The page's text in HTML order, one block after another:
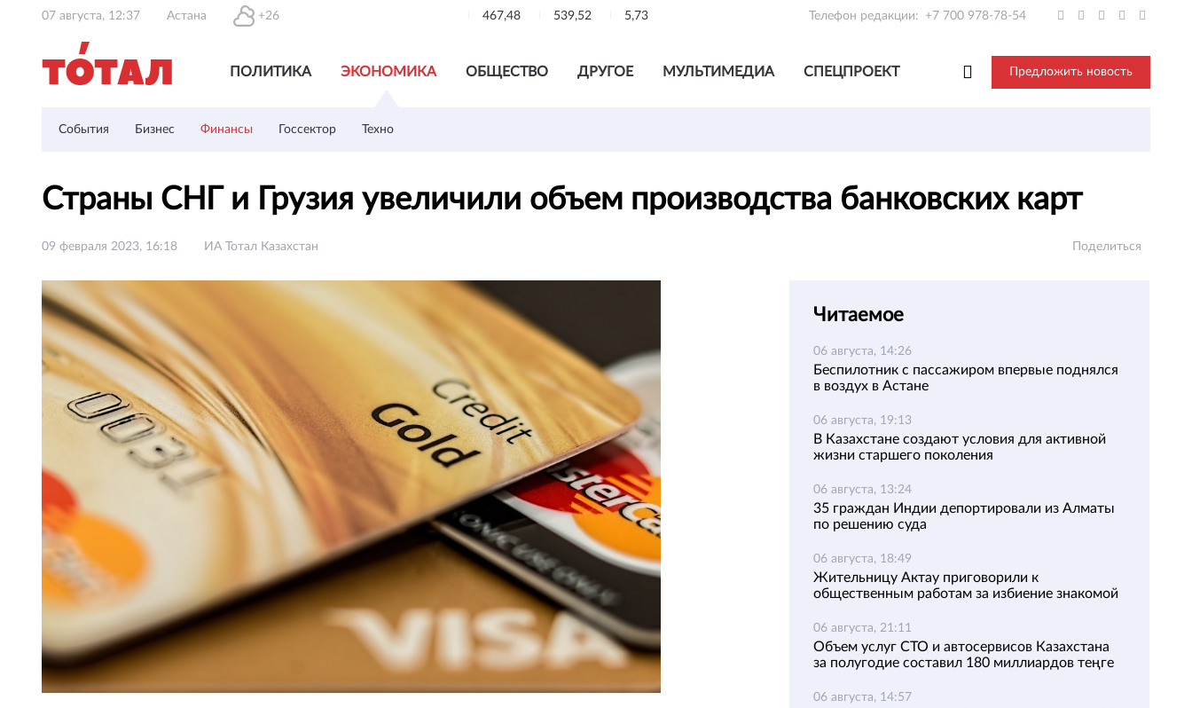
07 августа, 12:37 Астана +26 467,48 539,52 5,73 Телефон редакции: +7 700 978-78-54
ПОЛИТИКА ЭКОНОМИКА ОБЩЕСТВО ДРУГОЕ МУЛЬТИМЕДИА СПЕЦПРОЕКТ Предложить новость
События Бизнес Финансы Госсектор Техно
Страны СНГ и Грузия увеличили объем производства банковских карт
09 февраля 2023, 16:18 ИА Тотал Казахстан Поделиться
Читаемое
06 августа, 14:26
Беспилотник с пассажиром впервые поднялся
в воздух в Астане
06 августа, 19:13
В Казахстане создают условия для активной
жизни старшего поколения
06 августа, 13:24
35 граждан Индии депортировали из Алматы
по решению суда
06 августа, 18:49
Жительницу Актау приговорили к
общественным работам за избиение знакомой
06 августа, 21:11
Объем услуг СТО и автосервисов Казахстана
за полугодие составил 180 миллиардов теңге
06 августа, 14:57